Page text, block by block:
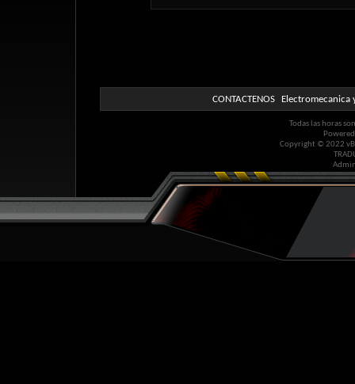
CONTACTENOS Electromecanica
Todas las horas
Copyright © 2022